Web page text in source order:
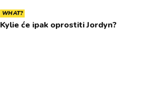
WHAT?
Kylie će ipak oprostiti Jordyn?